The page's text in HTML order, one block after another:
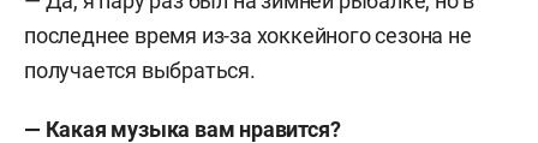
последнее время из-за хоккейного сезона не
получается выбраться.
— Какая музыка вам нравится?